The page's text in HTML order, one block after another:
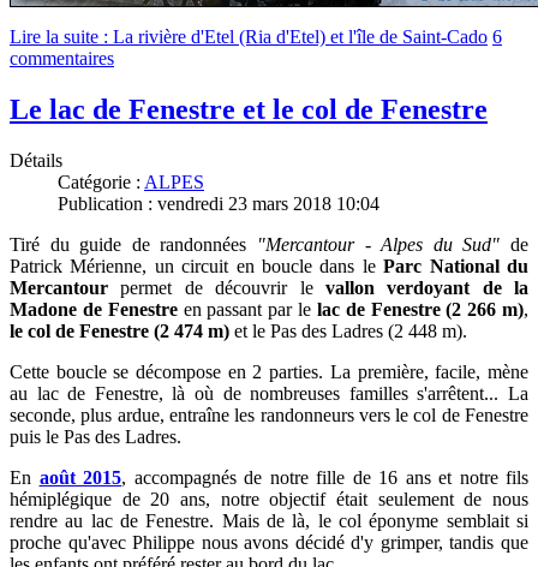
Lire la suite : La rivière d'Etel (Ria d'Etel) et l'île de Saint-Cado 6
commentaires
Le lac de Fenestre et le col de Fenestre
Détails
Catégorie : ALPES
Publication : vendredi 23 mars 2018 10:04
Tiré du guide de randonnées
"Mercantour - Alpes du Sud" de
Patrick Mérienne, un circuit en boucle dans leParc National du
Mercantour permet de découvrir le vallon verdoyant de la
Madone de Fenestreen passant par le lac de Fenestre (2 266 m),
le col de Fenestre (2 474 m) et le Pas des Ladres (2 448 m).
Cette boucle se décompose en 2 parties. La première, facile, mène
au lac de Fenestre, là où de nombreuses familles s'arrêtent... La
seconde, plus ardue, entraîne les randonneurs vers le col de Fenestre
puis le Pas des Ladres.
En août 2015, accompagnés de notre fille de 16 ans et notre fils
hémiplégique de 20 ans, notre objectif était seulement de nous
rendre au lac de Fenestre. Mais de là, le col éponyme semblait si
proche qu'avec Philippe nous avons décidé d'y grimper, tandis que